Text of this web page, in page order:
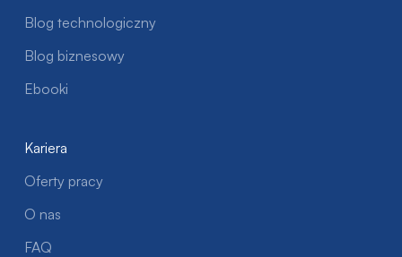
Blog technologiczny
Blog biznesowy
Ebooki
Kariera
Oferty pracy
O nas
FAQ